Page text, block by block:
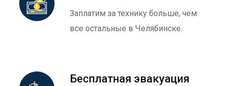
Заплатим за технику больше, чем
все остальные в Челябинске.
Бесплатная эвакуация